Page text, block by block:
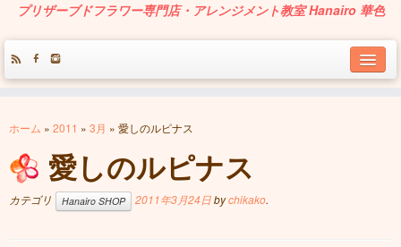
プリザーブドフラワー専門店・アレンジメント教室 Hanairo 華色
ホーム » 2011 » 3月 » 愛しのルピナス
愛しのルピナス
カテゴリ Hanairo SHOP 2011年3月24日bychikako.